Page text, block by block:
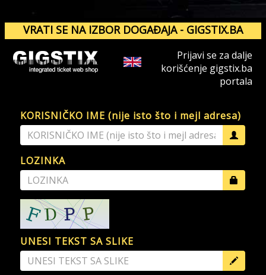
VRATI SE NA IZBOR DOGAĐAJA - GIGSTIX.BA
Prijavi se za dalje
korišćenje gigstix.ba
portala
KORISNIČKO IME (nije isto što i mejl adresa)
LOZINKA
UNESI TEKST SA SLIKE